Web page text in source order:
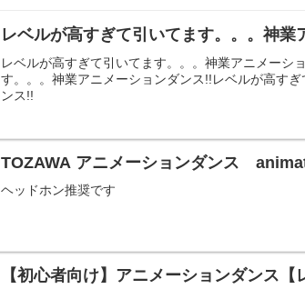
レベルが高すぎて引いてます。。。神業
レベルが高すぎて引いてます。。。神業アニメーシ
す。。。神業アニメーションダンス!!レベルが高す
ンス!!
TOZAWA アニメーションダンス
ヘッドホン推奨です
【初心者向け】アニメーションダンス